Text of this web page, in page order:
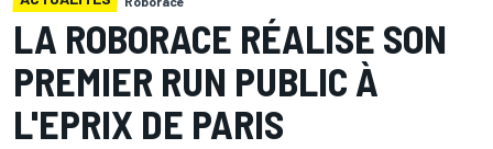
LA ROBORACE RÉALISE SON
PREMIER RUN PUBLIC À
L'EPRIX DE PARIS